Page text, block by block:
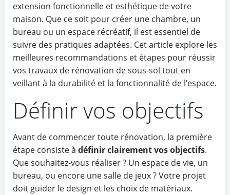
extension fonctionnelle et esthétique de votre
maison. Que ce soit pour créer une chambre, un
bureau ou un espace récréatif, il est essentiel de
suivre des pratiques adaptées. Cet article explore les
meilleures recommandations et étapes pour réussir
vos travaux de rénovation de sous-sol tout en
veillant à la durabilité et la fonctionnalité de l’espace.
Définir vos objectifs
Avant de commencer toute rénovation, la première
étape consiste à définir clairement vos objectifs.
Que souhaitez-vous réaliser ? Un espace de vie, un
bureau, ou encore une salle de jeux ? Votre projet
doit guider le design et les choix de matériaux.